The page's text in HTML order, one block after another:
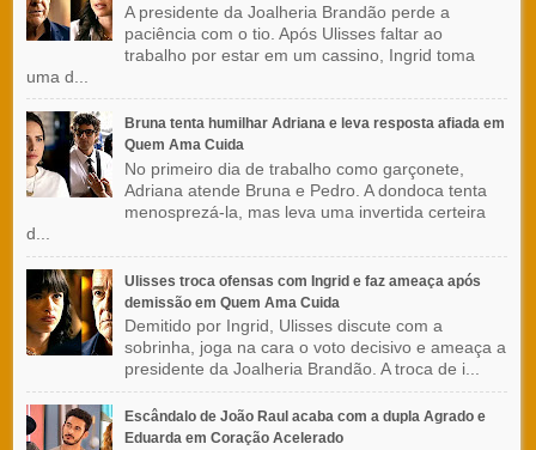
A presidente da Joalheria Brandão perde a
paciência com o tio. Após Ulisses faltar ao
trabalho por estar em um cassino, Ingrid toma
uma d...
Bruna tenta humilhar Adriana e leva resposta afiada em
Quem Ama Cuida
No primeiro dia de trabalho como garçonete,
Adriana atende Bruna e Pedro. A dondoca tenta
menosprezá-la, mas leva uma invertida certeira
d...
Ulisses troca ofensas com Ingrid e faz ameaça após
demissão em Quem Ama Cuida
Demitido por Ingrid, Ulisses discute com a
sobrinha, joga na cara o voto decisivo e ameaça a
presidente da Joalheria Brandão. A troca de i...
Escândalo de João Raul acaba com a dupla Agrado e
Eduarda em Coração Acelerado